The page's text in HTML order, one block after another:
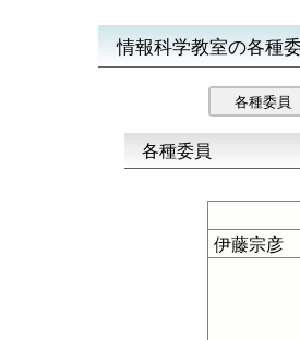
情報科学教室の各種
各種委員
各種委員
伊藤宗彦